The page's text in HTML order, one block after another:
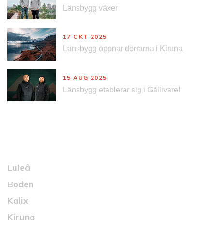
Länsbygg växer
17 OKT 2025
Länsbygg öppnar dörrarna i Kiruna
15 AUG 2025
Länsbygg etablerar sig i Gällivare!
Luleå
Boden
Kalix
Kiruna